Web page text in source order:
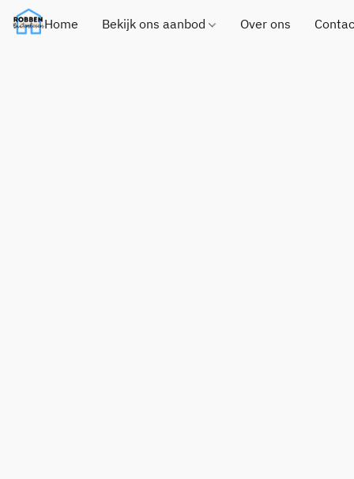
Home Bekijk ons aanbod Over ons